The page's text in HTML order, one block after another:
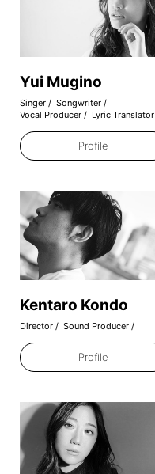
Yui Mugino
Singer
Songwriter
Vocal Producer
Lyric Translator
Profile
Kentaro Kondo
Director Sound Producer
Profile